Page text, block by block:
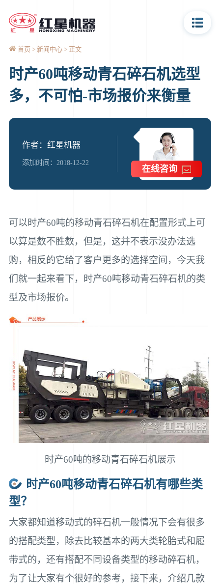
首页 新闻中心 正文
时产60吨移动青石碎石机选型
多，不可怕-市场报价来衡量
作者：红星机器
添加时间：2018-12-22
在线咨询
可以时产60吨的移动青石碎石机在配置形式上可
以算是数不胜数，但是，这并不表示没办法选
购，相反的它给了客户更多的选择空间，今天我
们就一起来看下，时产60吨移动青石碎石机的类
型及市场报价。
时产60吨的移动青石碎石机展示
时产60吨移动青石碎石机有哪些类
型？
大家都知道移动式的碎石机一般情况下会有很多
的搭配类型，除去比较基本的两大类轮胎式和履
带式的，还有搭配不同设备类型的移动碎石机，
为了让大家有个很好的参考，接下来，介绍几款